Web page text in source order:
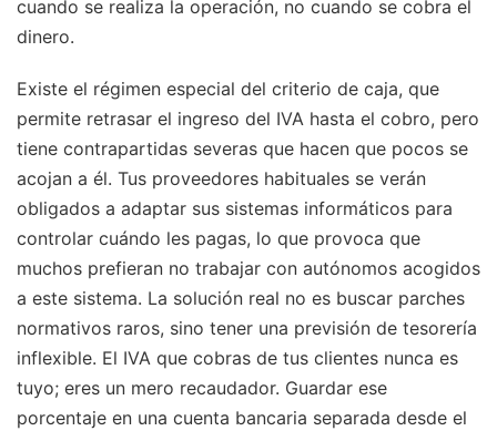
cuando se realiza la operación, no cuando se cobra el
dinero.
Existe el régimen especial del criterio de caja, que
permite retrasar el ingreso del IVA hasta el cobro, pero
tiene contrapartidas severas que hacen que pocos se
acojan a él. Tus proveedores habituales se verán
obligados a adaptar sus sistemas informáticos para
controlar cuándo les pagas, lo que provoca que
muchos prefieran no trabajar con autónomos acogidos
a este sistema. La solución real no es buscar parches
normativos raros, sino tener una previsión de tesorería
inflexible. El IVA que cobras de tus clientes nunca es
tuyo; eres un mero recaudador. Guardar ese
porcentaje en una cuenta bancaria separada desde el